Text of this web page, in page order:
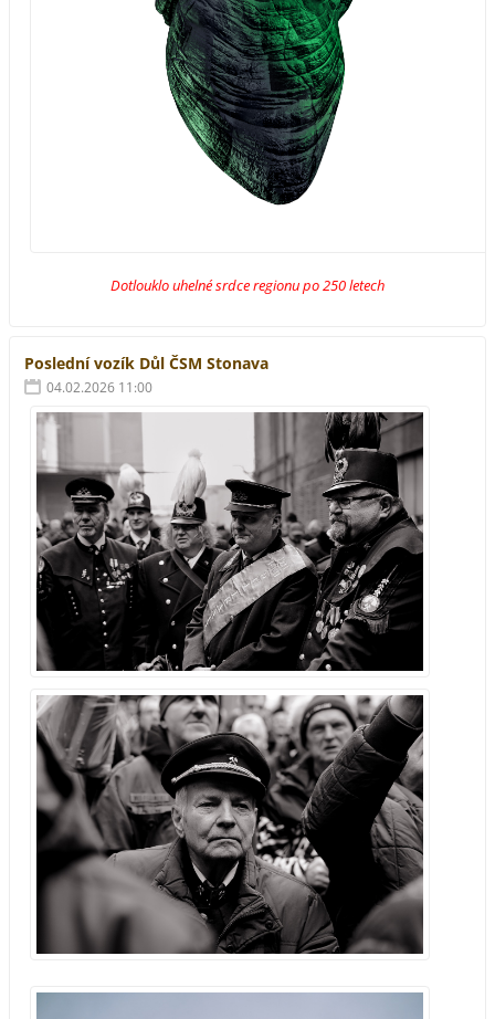
Dotlouklo uhelné srdce regionu po 250 letech
Poslední vozík Důl ČSM Stonava
04.02.2026 11:00